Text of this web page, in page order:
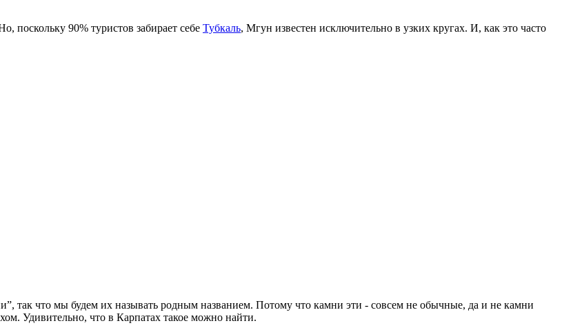
90% туристов забирает себе Тубкаль, Мгун известен исключительно в узких кругах. И, как это часто
так что мы будем их называть родным названием. Потому что камни эти - совсем не обычные, да и не камни
Удивительно, что в Карпатах такое можно найти.